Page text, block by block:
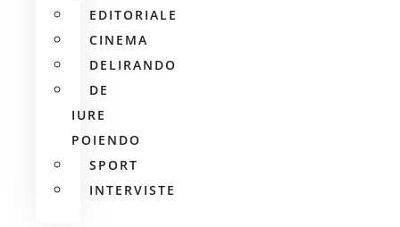
EDITORIALE
CINEMA
DELIRANDO
DE
IURE
POIENDO
SPORT
INTERVISTE